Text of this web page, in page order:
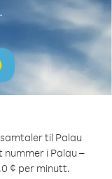
til Palau
nummer i Palau –
¢ per minutt.